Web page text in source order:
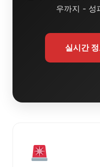
우까지 - 성
실시간